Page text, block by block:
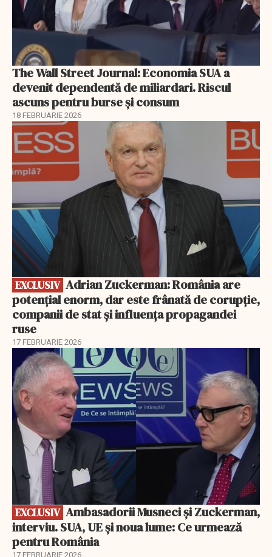
The Wall Street Journal: Economia SUA a
devenit dependentă de miliardari. Riscul
ascuns pentru burse și consum
18 FEBRUARIE 2026
EXCLUSIV
EXCLUSIV
potențial enorm, dar este frânată de corupție,
companii de stat și influența propagandei
ruse
17 FEBRUARIE 2026
EXCLUSIV
EXCLUSIV
interviu. SUA, UE și noua lume: Ce urmează
pentru România
17 FEBRUARIE 2026